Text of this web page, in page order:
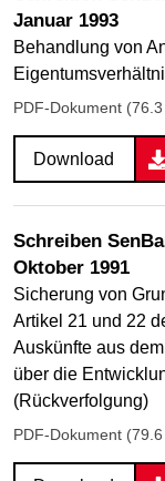
Januar 1993
Behandlung von
PDF-Dokument (76.3
Download
Schreiben
Oktober 1991
Sicherung von
Artikel 21 und 22
Auskünfte aus
über die
(Rückverfolgung)
PDF-Dokument (79.6